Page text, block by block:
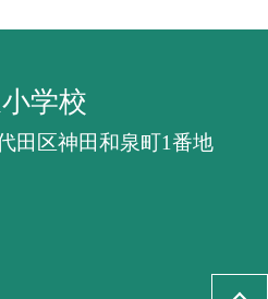
学校
田区神田和泉町1番地